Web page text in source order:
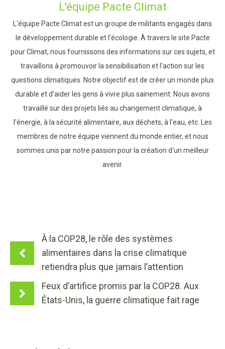
L'équipe Pacte Climat
L'équipe Pacte Climat est un groupe de militants engagés dans
le développement durable et l'écologie. À travers le site Pacte
pour Climat, nous fournissons des informations sur ces sujets, et
travaillons à promouvoir la sensibilisation et l'action sur les
questions climatiques. Notre objectif est de créer un monde plus
durable et d'aider les gens à vivre plus sainement. Nous avons
travaillé sur des projets liés au changement climatique, à
l'énergie, à la sécurité alimentaire, aux déchets, à l'eau, etc. Les
membres de notre équipe viennent du monde entier, et nous
sommes unis par notre passion pour la création d'un meilleur
avenir.
À la COP28, le rôle des systèmes
alimentaires dans la crise climatique
retiendra plus que jamais l’attention
Feux d’artifice promis par la COP28. Aux
États-Unis, la guerre climatique fait rage